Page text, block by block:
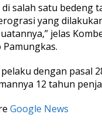
salah satu bedeng
yang
jelas
dengan pasal
12 tahun
Google News